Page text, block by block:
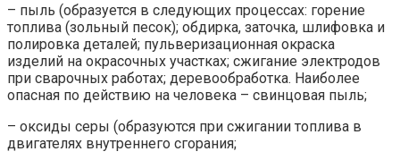
– пыль (образуется в следующих процессах: горение
топлива (зольный песок); обдирка, заточка, шлифовка и
полировка деталей; пульверизационная окраска
изделий на окрасочных участках; сжигание электродов
при сварочных работах; деревообработка. Наиболее
опасная по действию на человека – свинцовая пыль;
– оксиды серы (образуются при сжигании топлива в
двигателях внутреннего сгорания;